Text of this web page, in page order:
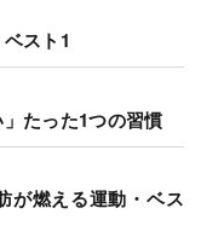
スト1
たった1つの習慣
が燃える運動・ベス